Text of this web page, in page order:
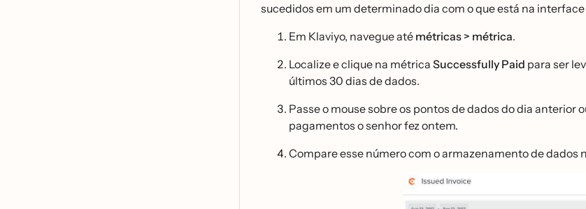
sucedidos em um determinado dia com o que está na
Em Klaviyo, navegue até métricas > métrica.
Localize e clique na métrica Successfully Paid para ser
últimos 30 dias de dados.
Passe o mouse sobre os pontos de dados do dia
pagamentos o senhor fez ontem.
Compare esse número com o armazenamento de dados